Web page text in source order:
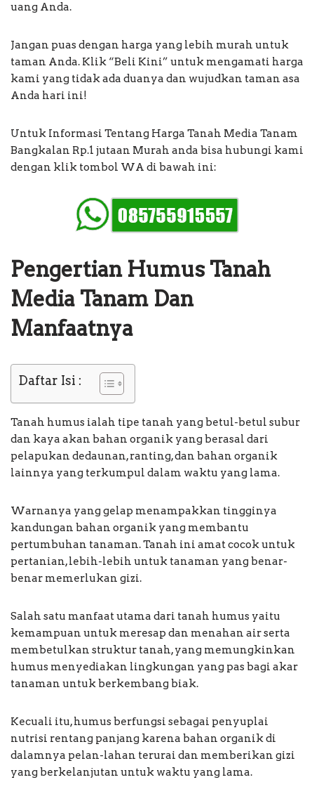
uang Anda.
Jangan puas dengan harga yang lebih murah untuk
taman Anda. Klik “Beli Kini” untuk mengamati harga
kami yang tidak ada duanya dan wujudkan taman asa
Anda hari ini!
Untuk Informasi Tentang Harga Tanah Media Tanam
Bangkalan Rp.1 jutaan Murah anda bisa hubungi kami
dengan klik tombol WA di bawah ini:
Pengertian Humus Tanah
Media Tanam Dan
Manfaatnya
Daftar Isi :
Tanah humus ialah tipe tanah yang betul-betul subur
dan kaya akan bahan organik yang berasal dari
pelapukan dedaunan, ranting, dan bahan organik
lainnya yang terkumpul dalam waktu yang lama.
Warnanya yang gelap menampakkan tingginya
kandungan bahan organik yang membantu
pertumbuhan tanaman. Tanah ini amat cocok untuk
pertanian, lebih-lebih untuk tanaman yang benar-
benar memerlukan gizi.
Salah satu manfaat utama dari tanah humus yaitu
kemampuan untuk meresap dan menahan air serta
membetulkan struktur tanah, yang memungkinkan
humus menyediakan lingkungan yang pas bagi akar
tanaman untuk berkembang biak.
Kecuali itu, humus berfungsi sebagai penyuplai
nutrisi rentang panjang karena bahan organik di
dalamnya pelan-lahan terurai dan memberikan gizi
yang berkelanjutan untuk waktu yang lama.